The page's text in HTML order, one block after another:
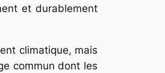
et durablement
climatique, mais
commun dont les